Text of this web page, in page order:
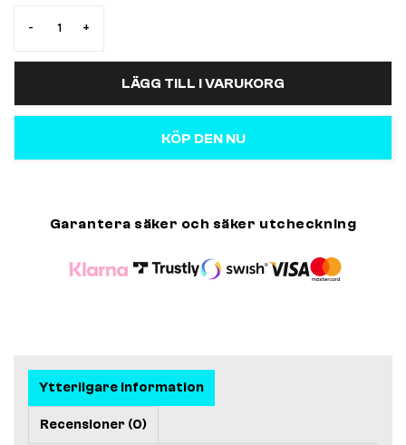
- +
LÄGG TILL I VARUKORG
KÖP DEN NU
Garantera säker och säker utcheckning
Ytterligare information
Recensioner (0)